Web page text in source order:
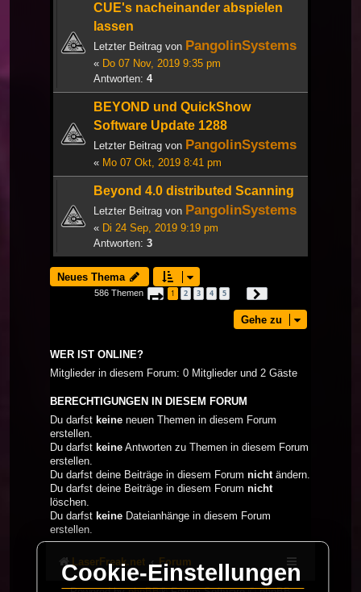
CUE's nacheinander abspielen
lassen
Letzter Beitrag von PangolinSystems
« Do 07 Nov, 2019 9:35 pm
Antworten: 4
BEYOND und QuickShow
Software Update 1288
Letzter Beitrag von PangolinSystems
« Mo 07 Okt, 2019 8:41 pm
Beyond 4.0 distributed Scanning
Letzter Beitrag von PangolinSystems
« Di 24 Sep, 2019 9:19 pm
Antworten: 3
Neues Thema
586 Themen Seite 1von 20
1 2 3 4 5
Gehe zu
WER IST ONLINE?
Mitglieder in diesem Forum: 0 Mitglieder und 2 Gäste
BERECHTIGUNGEN IN DIESEM FORUM
Du darfst keine neuen Themen in diesem Forum
erstellen.
Du darfst keine Antworten zu Themen in diesem Forum
erstellen.
Du darfst deine Beiträge in diesem Forum nichtändern.
Du darfst deine Beiträge in diesem Forum nicht
löschen.
Du darfst keine Dateianhänge in diesem Forum
erstellen.
LaserFreak.net Forum
Cookie-Einstellungen